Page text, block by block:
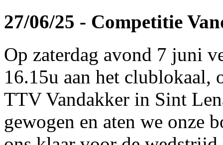
27/06/25 - Competitie
Op zaterdag avond 7 juni
16.15u aan het clublokaal,
TTV Vandakker in Sint
gewogen en aten we onze